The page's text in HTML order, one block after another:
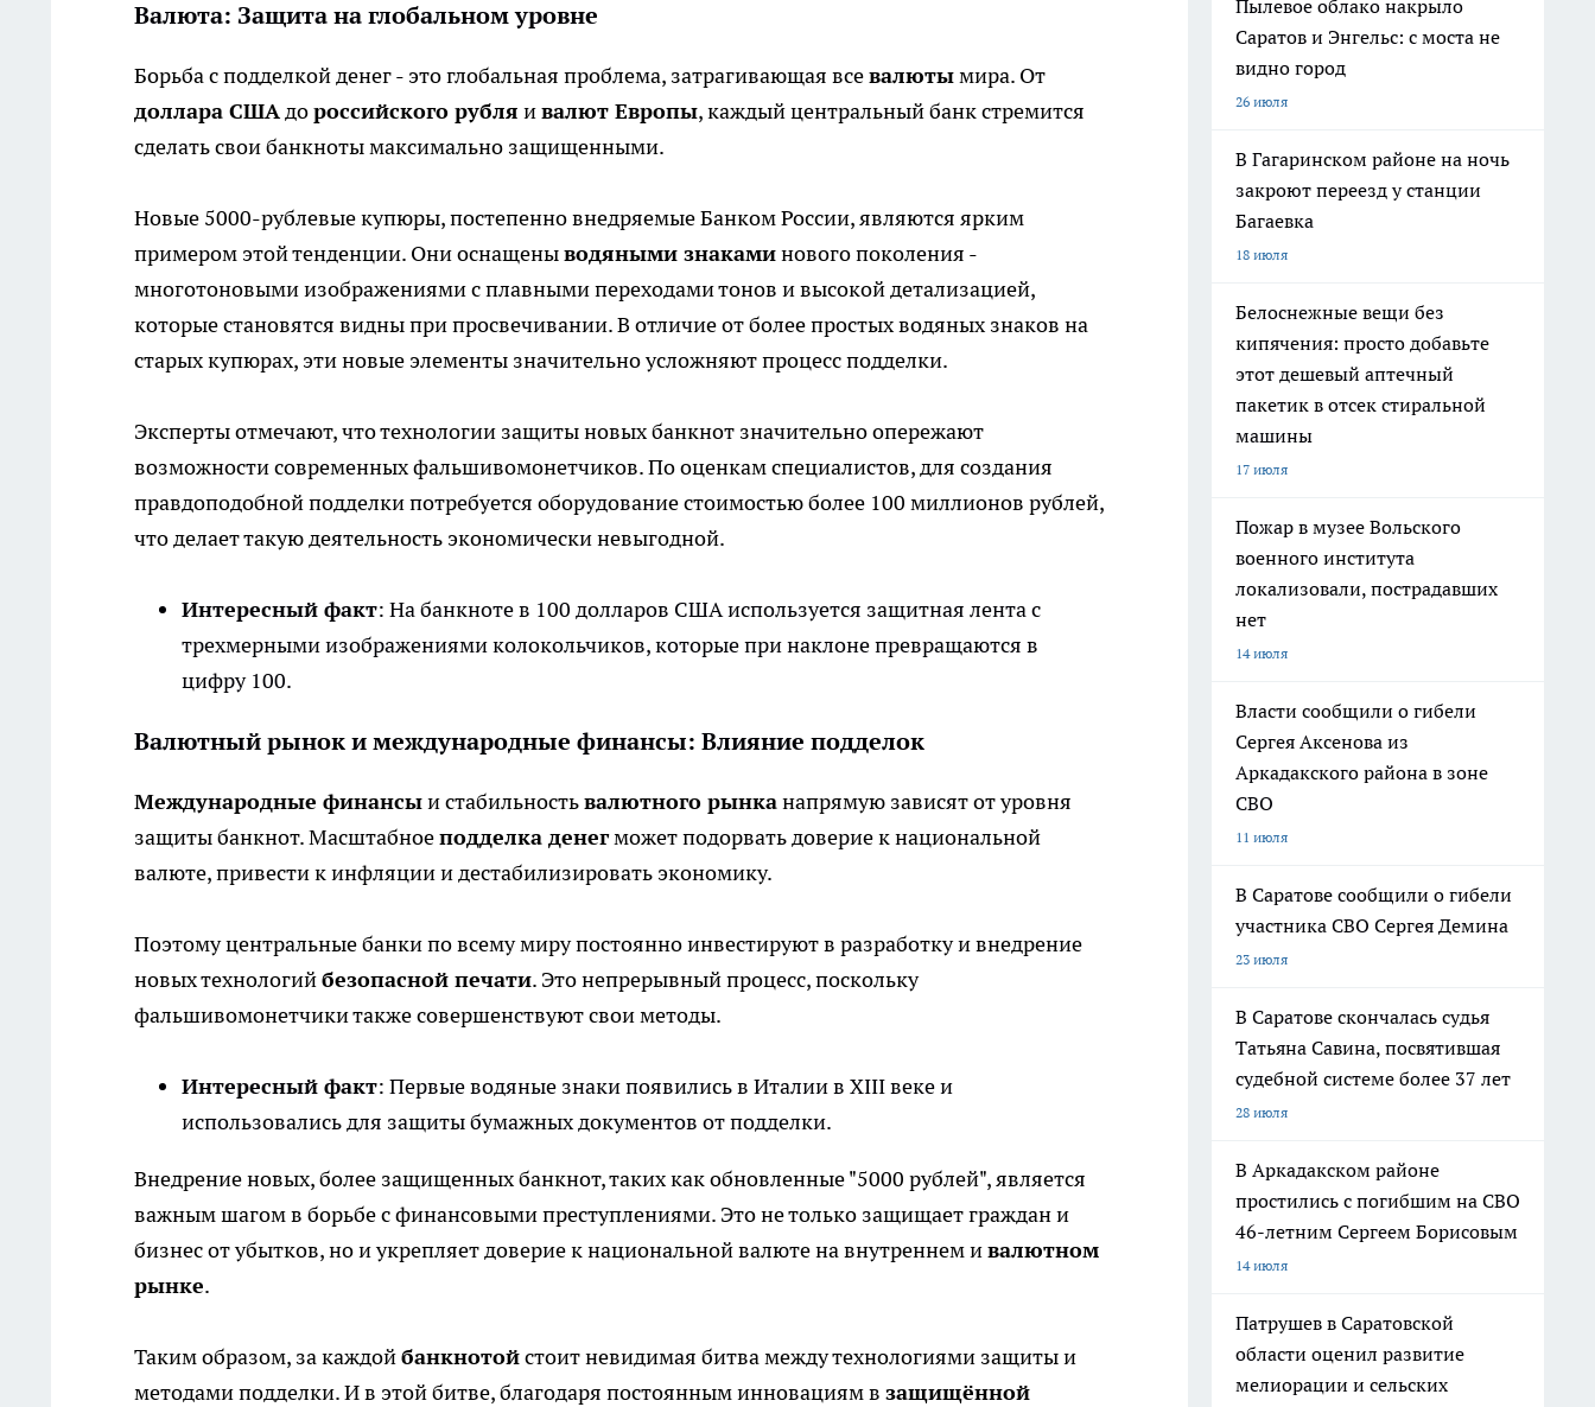
Валюта: Защита на глобальном уровне
Борьба с подделкой денег - это глобальная проблема, затрагивающая всевалютымира. От
доллара СШАдороссийского рубля ивалют Европы, каждый центральный банк стремится
сделать свои банкноты максимально защищенными.
Новые 5000-рублевые купюры, постепенно внедряемые Банком России, являются ярким
примером этой тенденции. Они оснащеныводяными знакаминового поколения -
многотоновыми изображениями с плавными переходами тонов и высокой детализацией,
которые становятся видны при просвечивании. В отличие от более простых водяных знаков на
старых купюрах, эти новые элементы значительно усложняют процесс подделки.
Эксперты отмечают, что технологии защиты новых банкнот значительно опережают
возможности современных фальшивомонетчиков. По оценкам специалистов, для создания
правдоподобной подделки потребуется оборудование стоимостью более 100 миллионов рублей,
что делает такую деятельность экономически невыгодной.
Интересный факт: На банкноте в 100 долларов США используется защитная лента с
трехмерными изображениями колокольчиков, которые при наклоне превращаются в
цифру 100.
Валютный рынок и международные финансы: Влияние подделок
Международные финансыи стабильностьвалютного рынканапрямую зависят от уровня
защиты банкнот. Масштабноеподделка денегможет подорвать доверие к национальной
валюте, привести к инфляции и дестабилизировать экономику.
Поэтому центральные банки по всему миру постоянно инвестируют в разработку и внедрение
новых технологийбезопасной печати. Это непрерывный процесс, поскольку
фальшивомонетчики также совершенствуют свои методы.
Интересный факт: Первые водяные знаки появились в Италии в XIII веке и
использовались для защиты бумажных документов от подделки.
Внедрение новых, более защищенных банкнот, таких как обновленные "5000 рублей", является
важным шагом в борьбе с финансовыми преступлениями. Это не только защищает граждан и
бизнес от убытков, но и укрепляет доверие к национальной валюте на внутреннем ивалютном
рынке.
Таким образом, за каждойбанкнотойстоит невидимая битва между технологиями защиты и
методами подделки. И в этой битве, благодаря постоянным инновациям в защищённой
Пылевое облако накрыло
Саратов и Энгельс: с моста не
видно город
26 июля
В Гагаринском районе на ночь
закроют переезд у станции
Багаевка
18 июля
Белоснежные вещи без
кипячения: просто добавьте
этот дешевый аптечный
пакетик в отсек стиральной
машины
17 июля
Пожар в музее Вольского
военного института
локализовали, пострадавших
нет
14 июля
Власти сообщили о гибели
Сергея Аксенова из
Аркадакского района в зоне
СВО
11 июля
В Саратове сообщили о гибели
участника СВО Сергея Демина
23 июля
В Саратове скончалась судья
Татьяна Савина, посвятившая
судебной системе более 37 лет
28 июля
В Аркадакском районе
простились с погибшим на СВО
46-летним Сергеем Борисовым
14 июля
Патрушев в Саратовской
области оценил развитие
мелиорации и сельских